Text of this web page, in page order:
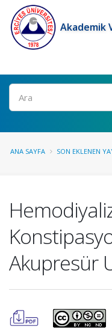
Akademik
Ara
ANA SAYFA SON EKLENEN
Akupresür